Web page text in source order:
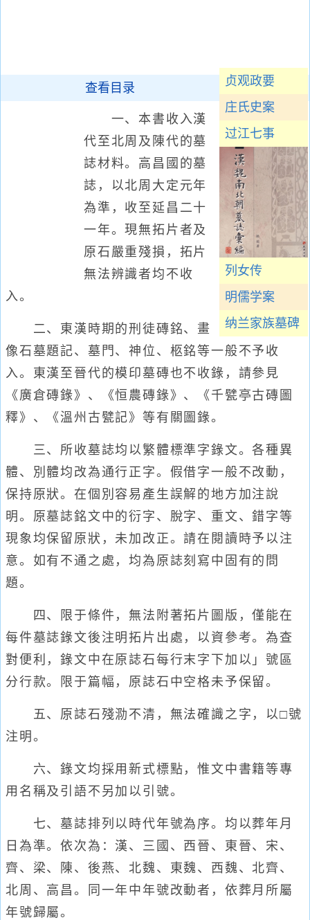
贞观政要
庄氏史案
过江七事
列女传
明儒学案
纳兰家族墓碑
查看目录
一、本書收入漢
代至北周及陳代的墓
誌材料。高昌國的墓
誌，以北周大定元年
為準，收至延昌二十
一年。現無拓片者及
原石嚴重殘損，拓片
無法辨識者均不收
入。
二、東漢時期的刑徒磚銘、畫
像石墓題記、墓門、神位、柩銘等一般不予收
入。東漢至晉代的模印墓磚也不收錄，請參見
《廣倉磚錄》、《恒農磚錄》、《千甓亭古磚圖
釋》、《溫州古甓記》等有關圖錄。
三、所收墓誌均以繁體標準字錄文。各種異
體、別體均改為通行正字。假借字一般不改動，
保持原狀。在個別容易產生誤解的地方加注說
明。原墓誌銘文中的衍字、脫字、重文、錯字等
現象均保留原狀，未加改正。請在閱讀時予以注
意。如有不通之處，均為原誌刻寫中固有的問
題。
四、限于條件，無法附著拓片圖版，僅能在
每件墓誌錄文後注明拓片出處，以資參考。為查
對便利，錄文中在原誌石每行末字下加以」號區
分行款。限于篇幅，原誌石中空格未予保留。
五、原誌石殘泐不清，無法確識之字，以□號
注明。
六、錄文均採用新式標點，惟文中書籍等專
用名稱及引語不另加以引號。
七、墓誌排列以時代年號為序。均以葬年月
日為準。依次為：漢、三國、西晉、東晉、宋、
齊、梁、陳、後燕、北魏、東魏、西魏、北齊、
北周、高昌。同一年中年號改動者，依葬月所屬
年號歸屬。